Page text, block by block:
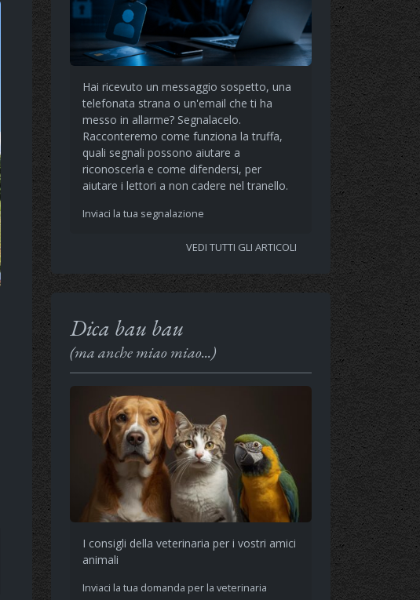
Hai ricevuto un messaggio sospetto, una
telefonata strana o un'email che ti ha
messo in allarme? Segnalacelo.
Racconteremo come funziona la truffa,
quali segnali possono aiutare a
riconoscerla e come difendersi, per
aiutare i lettori a non cadere nel tranello.
Inviaci la tua segnalazione
VEDI TUTTI GLI ARTICOLI
Dica bau bau
(ma anche miao miao...)
I consigli della veterinaria per i vostri amici
animali
Inviaci la tua domanda per la veterinaria